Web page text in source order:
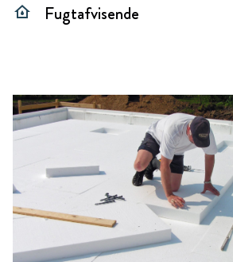
water_damage Fugtafvisende